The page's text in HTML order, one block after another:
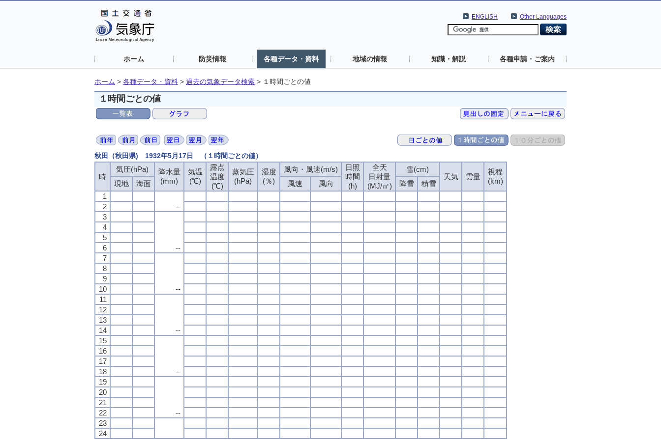
Other Languages
ENGLISH
ホーム 防災情報 各種データ・資料 地域の情報 知識・解説 各種申請・ご案内
ホーム > 各種データ・資料 > 過去の気象データ検索 > １時間ごとの値
１時間ごとの値
秋田（秋田県) 1932年5月17日 （１時間ごとの値）
時
気圧(hPa)
降水量
(mm)
気温
(℃)
露点
温度
(℃)
蒸気圧
(hPa)
湿度
(％)
風向・風速(m/s)
日照
時間
(h)
全天
日射量
(MJ/㎡)
雪(cm)
天気
雲量
視程
(km)
現地 海面 風速 風向 降雪
積雪
1
--
2
3
--
4
5
6
7
--
8
9
10
11
--
12
13
14
15
--
16
17
18
19
--
20
21
22
23
24